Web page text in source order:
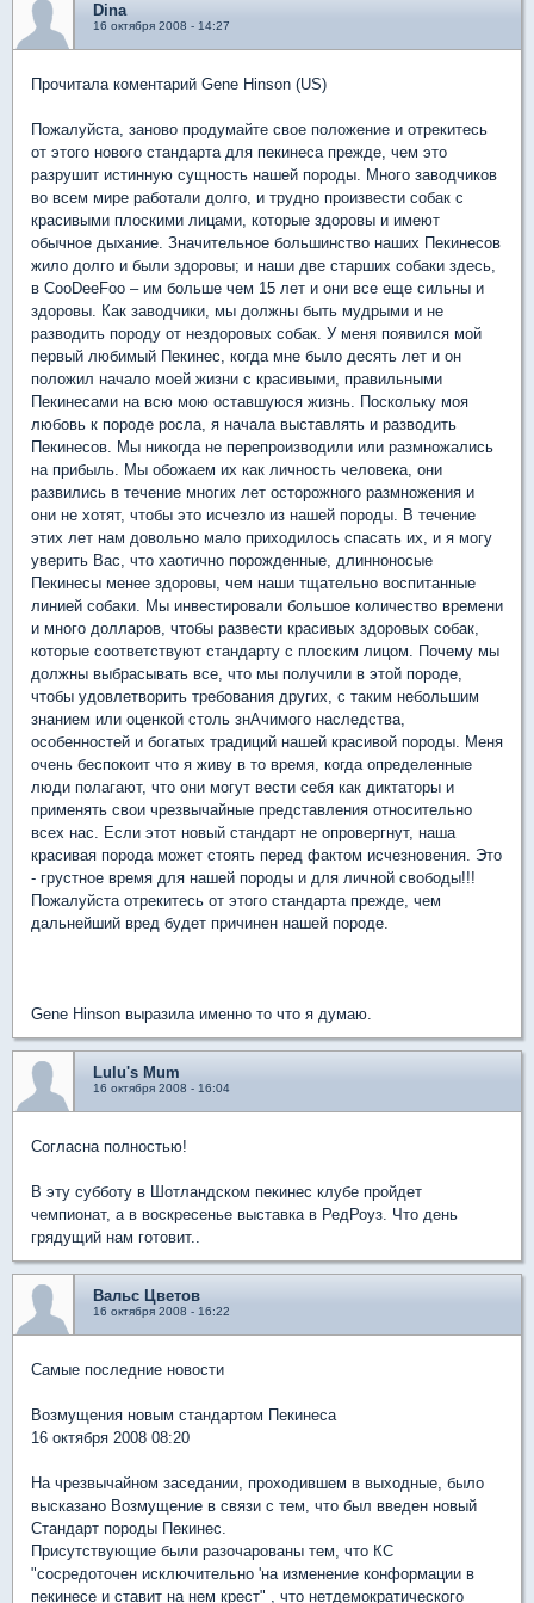
Dina
16 октября 2008 - 14:27
Прочитала коментарий Gene Hinson (US)
Пожалуйста, заново продумайте свое положение и отрекитесь
от этого нового стандарта для пекинеса прежде, чем это
разрушит истинную сущность нашей породы. Много заводчиков
во всем мире работали долго, и трудно произвести собак с
красивыми плоскими лицами, которые здоровы и имеют
обычное дыхание. Значительное большинство наших Пекинесов
жило долго и были здоровы; и наши две старших собаки здесь,
в CooDeeFoo – им больше чем 15 лет и они все еще сильны и
здоровы. Как заводчики, мы должны быть мудрыми и не
разводить породу от нездоровых собак. У меня появился мой
первый любимый Пекинес, когда мне было десять лет и он
положил начало моей жизни с красивыми, правильными
Пекинесами на всю мою оставшуюся жизнь. Поскольку моя
любовь к породе росла, я начала выставлять и разводить
Пекинесов. Мы никогда не перепроизводили или размножались
на прибыль. Мы обожаем их как личность человека, они
развились в течение многих лет осторожного размножения и
они не хотят, чтобы это исчезло из нашей породы. В течение
этих лет нам довольно мало приходилось спасать их, и я могу
уверить Вас, что хаотично порожденные, длинноносые
Пекинесы менее здоровы, чем наши тщательно воспитанные
линией собаки. Мы инвестировали большое количество времени
и много долларов, чтобы развести красивых здоровых собак,
которые соответствуют стандарту с плоским лицом. Почему мы
должны выбрасывать все, что мы получили в этой породе,
чтобы удовлетворить требования других, с таким небольшим
знанием или оценкой столь знАчимого наследства,
особенностей и богатых традиций нашей красивой породы. Меня
очень беспокоит что я живу в то время, когда определенные
люди полагают, что они могут вести себя как диктаторы и
применять свои чрезвычайные представления относительно
всех нас. Если этот новый стандарт не опровергнут, наша
красивая порода может стоять перед фактом исчезновения. Это
- грустное время для нашей породы и для личной свободы!!!
Пожалуйста отрекитесь от этого стандарта прежде, чем
дальнейший вред будет причинен нашей породе.
Gene Hinson выразила именно то что я думаю.
Lulu's Mum
16 октября 2008 - 16:04
Согласна полностью!
В эту субботу в Шотландском пекинес клубе пройдет
чемпионат, а в воскресенье выставка в РедРоуз. Что день
грядущий нам готовит..
Вальс Цветов
16 октября 2008 - 16:22
Самые последние новости
Возмущения новым стандартом Пекинеса
16 октября 2008 08:20
На чрезвычайном заседании, проходившем в выходные, было
высказано Возмущение в связи с тем, что был введен новый
Стандарт породы Пекинес.
Присутствующие были разочарованы тем, что КС
"сосредоточен исключительно 'на изменение конформации в
пекинесе и ставит на нем крест" , что нетдемократического